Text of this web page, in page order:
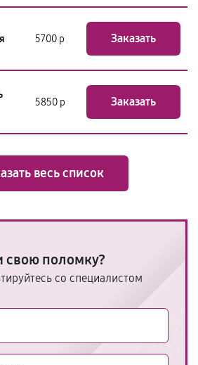
5700 р Заказать
5850 р Заказать
весь список
поломку?
со специалистом